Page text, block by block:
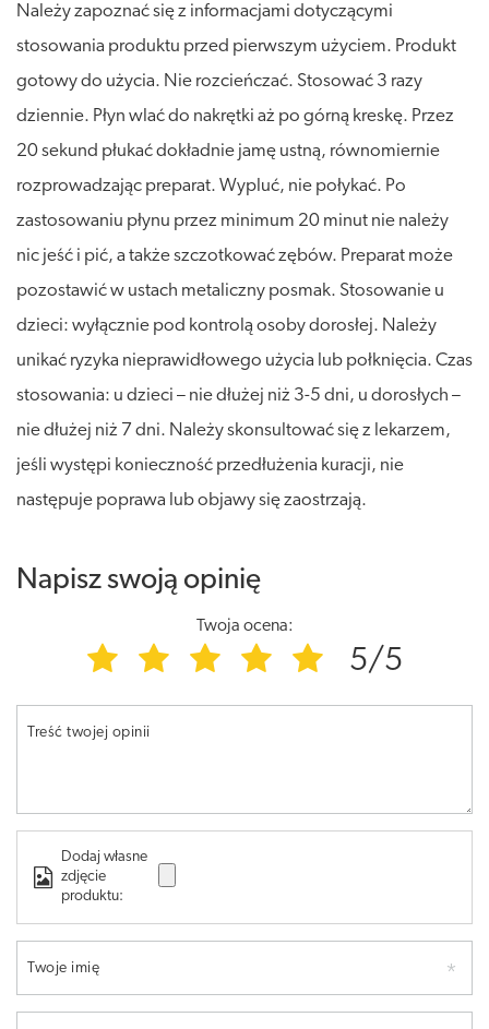
Należy zapoznać się z informacjami dotyczącymi
stosowania produktu przed pierwszym użyciem. Produkt
gotowy do użycia. Nie rozcieńczać. Stosować 3 razy
dziennie. Płyn wlać do nakrętki aż po górną kreskę. Przez
20 sekund płukać dokładnie jamę ustną, równomiernie
rozprowadzając preparat. Wypluć, nie połykać. Po
zastosowaniu płynu przez minimum 20 minut nie należy
nic jeść i pić, a także szczotkować zębów. Preparat może
pozostawić w ustach metaliczny posmak. Stosowanie u
dzieci: wyłącznie pod kontrolą osoby dorosłej. Należy
unikać ryzyka nieprawidłowego użycia lub połknięcia. Czas
stosowania: u dzieci – nie dłużej niż 3-5 dni, u dorosłych –
nie dłużej niż 7 dni. Należy skonsultować się z lekarzem,
jeśli występi konieczność przedłużenia kuracji, nie
następuje poprawa lub objawy się zaostrzają.
Napisz swoją opinię
Twoja ocena:
5/5
Treść twojej opinii
Dodaj własne
zdjęcie
produktu:
Twoje imię